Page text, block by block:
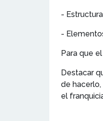
-
-
Para que
Destacar
de
el